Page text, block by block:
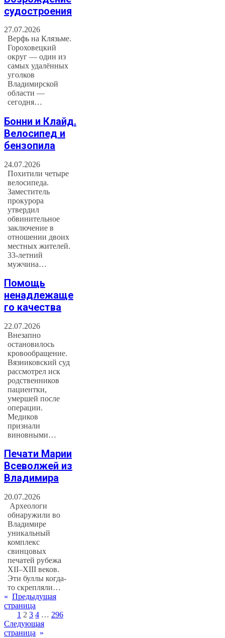
судостроения
27.07.2026
Верфь на Клязьме.
Гороховецкий
округ — один из
самых удалённых
уголков
Владимирской
области —
сегодня…
Бонни и Клайд.
Велосипед и
бензопила
24.07.2026
Похитили четыре
велосипеда.
Заместитель
прокурора
утвердил
обвинительное
заключение в
отношении двоих
местных жителей.
33-летний
мужчина…
Помощь
ненадлежаще
го качества
22.07.2026
Внезапно
остановилось
кровообращение.
Вязниковский суд
рассмотрел иск
родственников
пациентки,
умершей после
операции.
Медиков
признали
виновными…
Печати Марии
Всеволжей из
Владимира
20.07.2026
Археологи
обнаружили во
Владимире
уникальный
комплекс
свинцовых
печатей рубежа
XII–XIII веков.
Эти буллы когда-
то скрепляли…
« Предыдущая
страница
1 2 3 4 … 296
Следующая
страница »